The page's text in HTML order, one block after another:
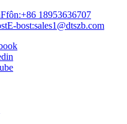
Ffôn:+86 18953636707
E-bost:sales1@dtszb.com